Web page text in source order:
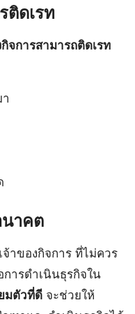
ติดเรท
จการสามารถติดเรท
าคต
าของกิจการ ที่ไม่ควร
ารดำเนินธุรกิจใน
มตัวที่ดี จะช่วยให้